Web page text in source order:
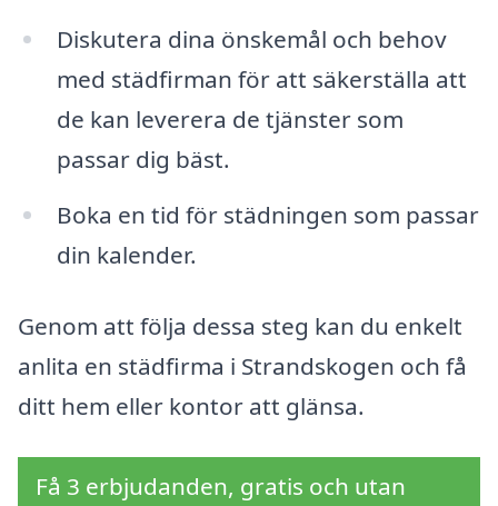
Diskutera dina önskemål och behov
med städfirman för att säkerställa att
de kan leverera de tjänster som
passar dig bäst.
Boka en tid för städningen som passar
din kalender.
Genom att följa dessa steg kan du enkelt
anlita en städfirma i Strandskogen och få
ditt hem eller kontor att glänsa.
Få 3 erbjudanden, gratis och utan